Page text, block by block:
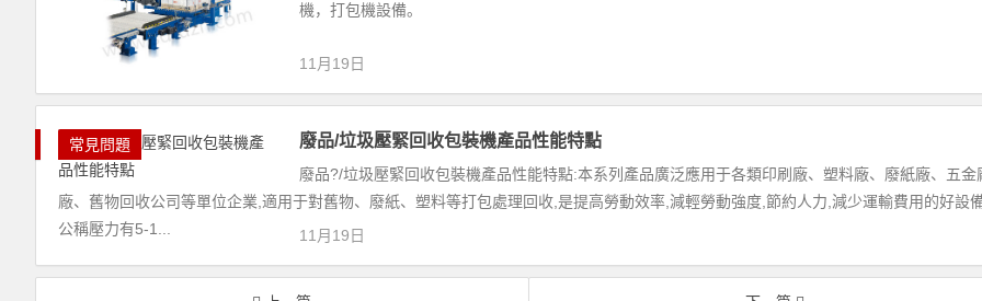
機，打包機設備。
11月19日
常見問題 廢品/垃圾壓緊回收包裝機產品性能特點
廢品?/垃圾壓緊回收包裝機產品性能特點:本系列產品廣泛應用于各類印刷廠、塑料廠、廢紙廠、五金
廠、舊物回收公司等單位企業,適用于對舊物、廢紙、塑料等打包處理回收,是提高勞動效率,減輕勞動強度,節約人力,減少運輸費用的好設
公稱壓力有5-1...
11月19日